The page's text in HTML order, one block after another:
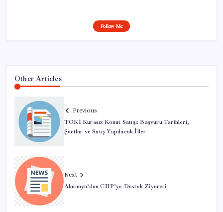
Follow Me
Other Articles
Previous
TOKİ Kurasız Konut Satışı: Başvuru Tarihleri,
Şartlar ve Satış Yapılacak İller
Next
Almanya’dan CHP’ye Destek Ziyareti